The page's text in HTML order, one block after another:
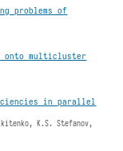
problems of
onto multicluster
in parallel
K.S. Stefanov,